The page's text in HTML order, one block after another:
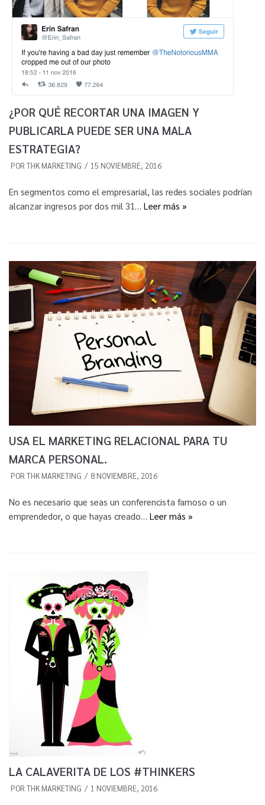
¿POR QUÉ RECORTAR UNA IMAGEN Y
PUBLICARLA PUEDE SER UNA MALA
ESTRATEGIA?
POR THK MARKETING 15 NOVIEMBRE, 2016
En segmentos como el empresarial, las redes sociales podrían
alcanzar ingresos por dos mil 31… Leer más »
USA EL MARKETING RELACIONAL PARA TU
MARCA PERSONAL.
POR THK MARKETING 8 NOVIEMBRE, 2016
No es necesario que seas un conferencista famoso o un
emprendedor, o que hayas creado… Leer más »
LA CALAVERITA DE LOS #THINKERS
POR THK MARKETING 1 NOVIEMBRE, 2016